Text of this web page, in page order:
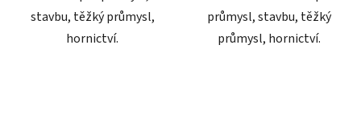
stavbu, těžký průmysl,
hornictví.
průmysl, stavbu, těžký
průmysl, hornictví.